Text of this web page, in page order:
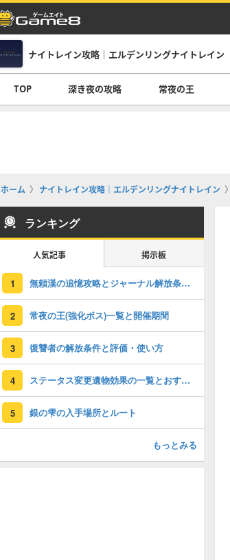
ナイトレイン攻略｜エルデンリングナイトレイン
TOP 深き夜の攻略 常夜の王
ホーム ナイトレイン攻略｜エルデンリングナイトレイン
ランキング
人気記事 掲示板
1 無頼漢の追憶攻略とジャーナル解放条件・報酬
2 常夜の王(強化ボス)一覧と開催期間
3 復讐者の解放条件と評価・使い方
4 ステータス変更遺物効果の一覧とおすすめ
5 銀の雫の入手場所とルート
もっとみる